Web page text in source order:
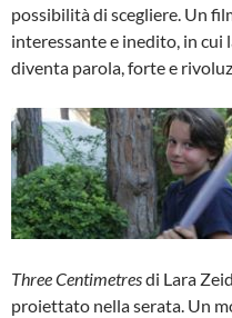
possibilità di scegliere. Un
interessante e inedito, in cui
diventa parola, forte e
Three Centimetresdi Lara
proiettato nella serata. Un